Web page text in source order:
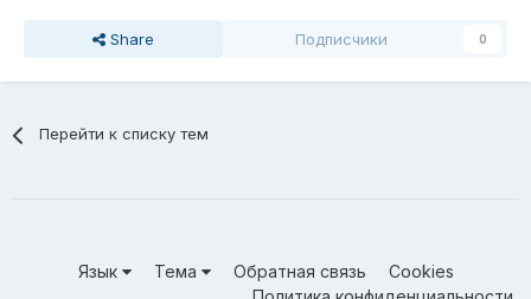
Share Подписчики 0
Перейти к списку тем
Язык Тема Обратная связь
Cookies